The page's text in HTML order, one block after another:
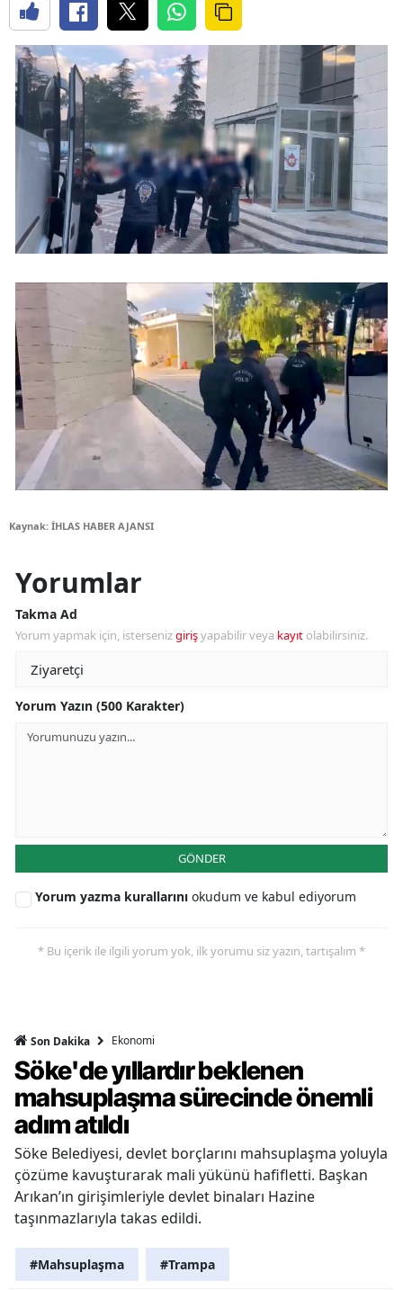
Kaynak: İHLAS HABER AJANSI
Yorumlar
Takma Ad
Yorum yapmak için, istersenizgirişyapabilir veya kayıt olabilirsiniz.
Yorum Yazın (500 Karakter)
GÖNDER
Yorum yazma kurallarını okudum ve kabul ediyorum
* Bu içerik ile ilgili yorum yok, ilk yorumu siz yazın, tartışalım *
Son Dakika Ekonomi
Söke'de yıllardır beklenen
mahsuplaşma sürecinde önemli
adım atıldı
Söke Belediyesi, devlet borçlarını mahsuplaşma yoluyla
çözüme kavuşturarak mali yükünü hafifletti. Başkan
Arıkan’ın girişimleriyle devlet binaları Hazine
taşınmazlarıyla takas edildi.
#Mahsuplaşma #Trampa